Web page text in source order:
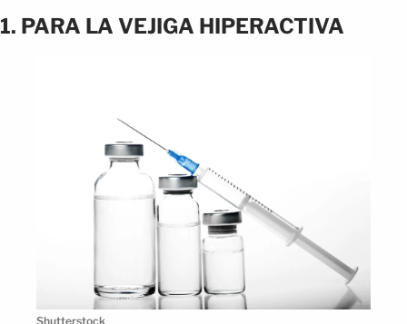
1. PARA LA VEJIGA HIPERACTIVA
Shutterstock